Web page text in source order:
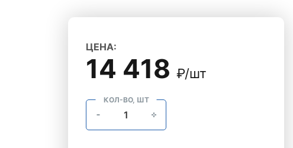
ЦЕНА:
14 418 ₽/шт
КОЛ-ВО, ШТ